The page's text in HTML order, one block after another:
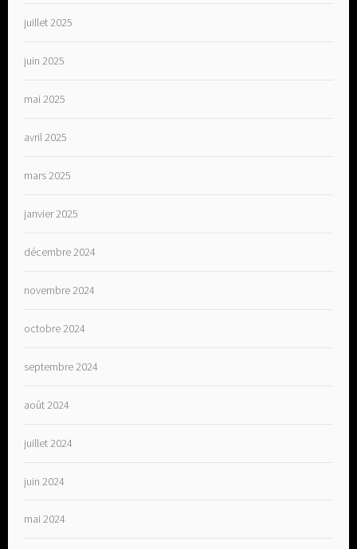
juillet 2025
juin 2025
mai 2025
avril 2025
mars 2025
janvier 2025
décembre 2024
novembre 2024
octobre 2024
septembre 2024
août 2024
juillet 2024
juin 2024
mai 2024